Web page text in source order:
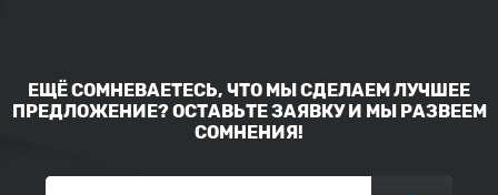
ЕЩЁ СОМНЕВАЕТЕСЬ, ЧТО МЫ СДЕЛАЕМ ЛУЧШЕЕ
ПРЕДЛОЖЕНИЕ? ОСТАВЬТЕ ЗАЯВКУ И МЫ РАЗВЕЕМ
СОМНЕНИЯ!